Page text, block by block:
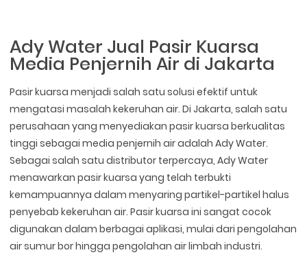
Ady Water Jual Pasir Kuarsa
Media Penjernih Air di Jakarta
Pasir kuarsa menjadi salah satu solusi efektif untuk
mengatasi masalah kekeruhan air. Di Jakarta, salah satu
perusahaan yang menyediakan pasir kuarsa berkualitas
tinggi sebagai media penjernih air adalah Ady Water.
Sebagai salah satu distributor terpercaya, Ady Water
menawarkan pasir kuarsa yang telah terbukti
kemampuannya dalam menyaring partikel-partikel halus
penyebab kekeruhan air. Pasir kuarsa ini sangat cocok
digunakan dalam berbagai aplikasi, mulai dari pengolahan
air sumur bor hingga pengolahan air limbah industri.